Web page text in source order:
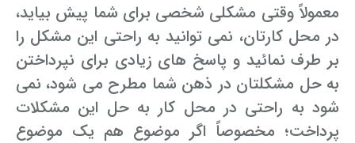
معمولاً وقتی مشکلی شخصی برای شما پیش بیاید،
در محل کارتان، نمی توانید به راحتی این مشکل را
بر طرف نمائید و پاسخ های زیادی برای نپرداختن
به حل مشکلتان در ذهن شما مطرح می شود، نمی
شود به راحتی در محل کار به حل این مشکلات
پرداخت؛ مخصوصاً اگر موضوع هم یک موضوع